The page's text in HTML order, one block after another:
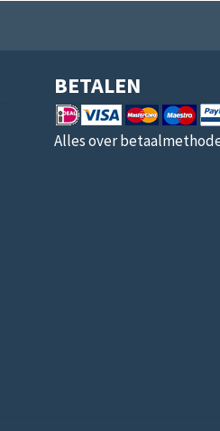
BETALEN
Alles over